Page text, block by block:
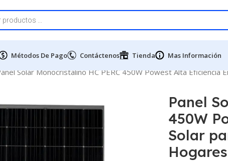
Métodos De Pago Contáctenos Tienda Mas Información
Solar Monocristalino HC PERC 450W Powest Alta
Panel
450W
Solar